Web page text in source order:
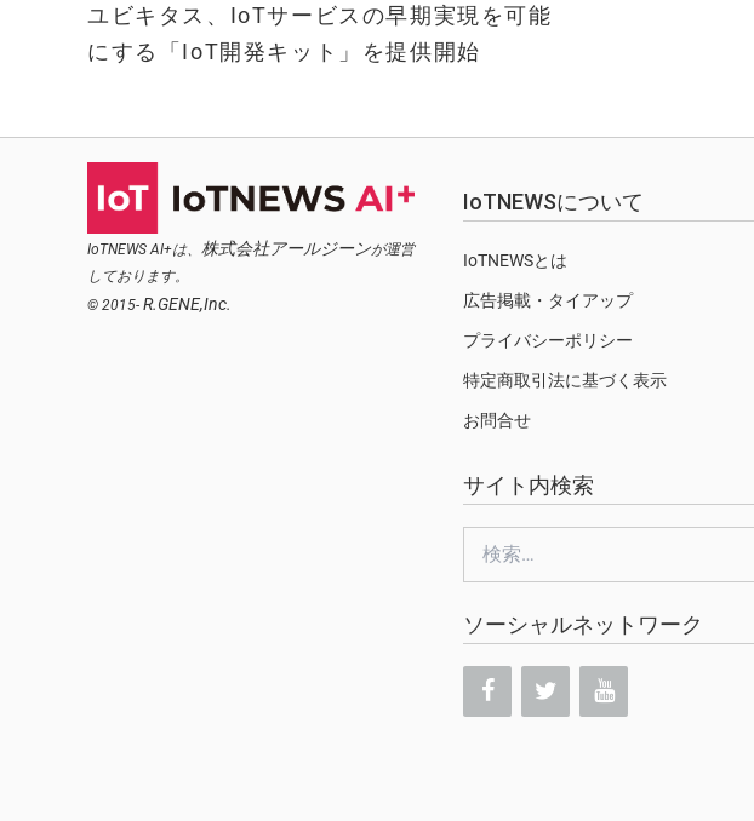
ユビキタス、IoTサービスの早期実現を可能
にする「IoT開発キット」を提供開始
IoTNEWS AI+は、 株式会社アールジーンが運営
しております。
© 2015- R.GENE,Inc.
IoTNEWSについて
IoTNEWSとは
広告掲載・タイアップ
プライバシーポリシー
特定商取引法に基づく表示
お問合せ
サイト内検索
ソーシャルネットワーク